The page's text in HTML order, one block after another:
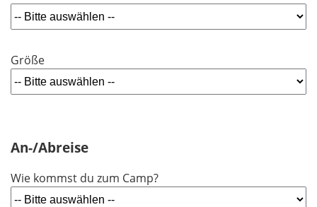
Größe
An-/Abreise
Wie kommst du zum Camp?